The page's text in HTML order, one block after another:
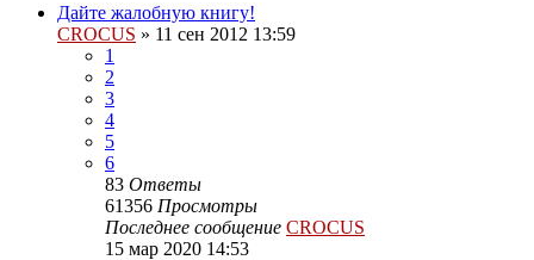
Дайте жалобную книгу!
CROCUS » 11 сен 2012 13:59
1
2
3
4
5
6
83 Ответы
61356 Просмотры
Последнее сообщение CROCUS
15 мар 2020 14:53